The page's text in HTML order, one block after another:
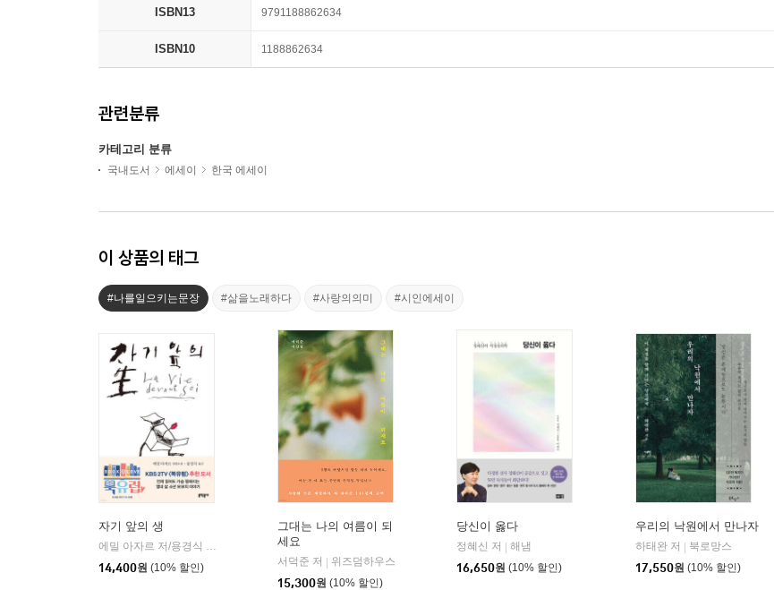
ISBN13 9791188862634
ISBN10 1188862634
관련분류
카테고리 분류
국내도서 에세이 한국 에세이
이 상품의 태그
#나를일으키는문장 #삶을노래하다 #사랑의의미 #시인에세이
자기 앞의 생
에밀 아자르 저/용경식 역
14,400원 (10% 할인)
그대는 나의 여름이 되
세요
서덕준 저
위즈덤하우스
15,300원 (10% 할인)
당신이 옳다
정혜신 저
해냄
16,650원 (10% 할인)
우리의 낙원에서 만나자
하태완 저
북로망스
17,550원 (10% 할인)